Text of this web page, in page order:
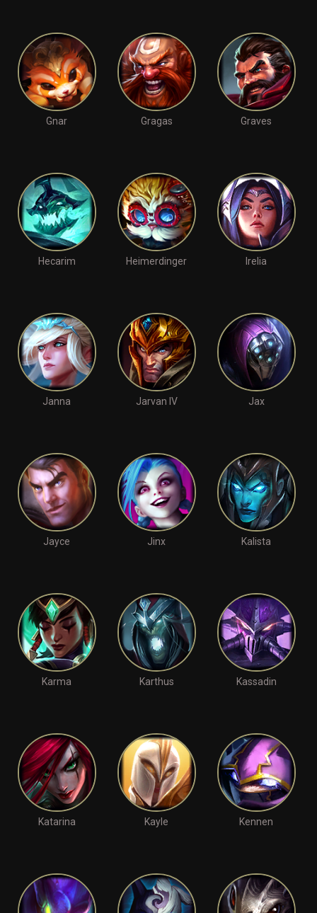
Gnar Gragas Graves
Hecarim Heimerdinger Irelia
Janna Jarvan IV Jax
Jayce Jinx Kalista
Karma Karthus Kassadin
Katarina Kayle Kennen